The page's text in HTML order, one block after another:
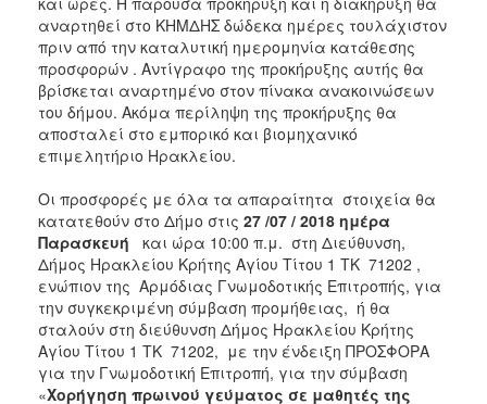
αναρτηθεί στο ΚΗΜΔΗΣ δώδεκα ημέρες τουλάχιστον
πριν από την καταλυτική ημερομηνία κατάθεσης
προσφορών . Αντίγραφο της προκήρυξης αυτής θα
βρίσκεται αναρτημένο στον πίνακα ανακοινώσεων
του δήμου. Ακόμα περίληψη της προκήρυξης θα
αποσταλεί στο εμπορικό και βιομηχανικό
επιμελητήριο Ηρακλείου.
Οι προσφορές με όλα τα απαραίτητα στοιχεία θα
κατατεθούν στο Δήμο στις 27 /07 / 2018 ημέρα
Παρασκευή
και ώρα 10:00 π.μ. στη Διεύθυνση,
Δήμος Ηρακλείου Κρήτης Αγίου Τίτου 1 ΤΚ 71202 ,
ενώπιον της Αρμόδιας Γνωμοδοτικής Επιτροπής, για
την συγκεκριμένη σύμβαση προμήθειας, ή θα
σταλούν στη διεύθυνση Δήμος Ηρακλείου Κρήτης
Αγίου Τίτου 1 ΤΚ 71202, με την ένδειξη ΠΡΟΣΦΟΡΑ
για την Γνωμοδοτική Επιτροπή, για την σύμβαση
«Χορήγηση πρωινού γεύματος σε μαθητές της